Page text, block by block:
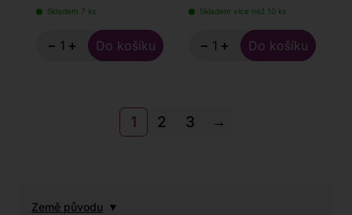
Skladem 7 ks
− +
Skladem více než 10 ks
− +
1 2 3 →
Země původu